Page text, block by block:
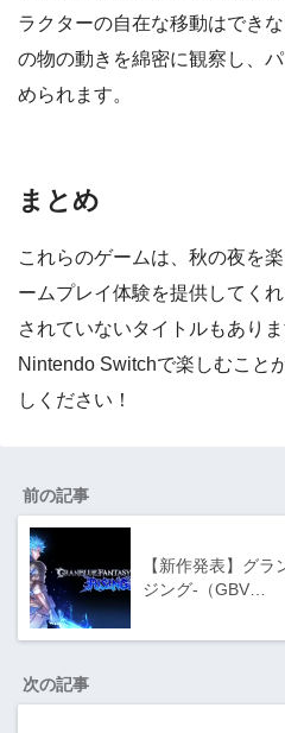
ラクターの自在な移動はでき
の物の動きを綿密に観察し、
められます。
まとめ
これらのゲームは、秋の夜を
ームプレイ体験を提供してく
されていないタイトルもあり
Nintendo Switchで楽しむこと
しください！
前の記事
【新作発表】グ
ジング-（GBV…
次の記事